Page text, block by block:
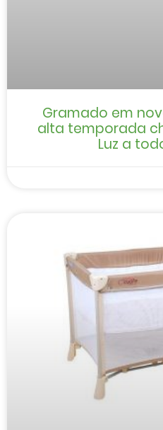
Gramado em
alta temporada
Luz a